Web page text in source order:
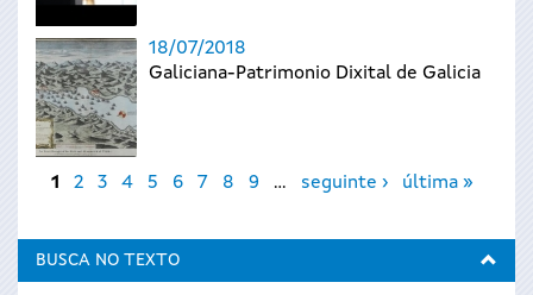
18/07/2018
Galiciana-Patrimonio Dixital de Galicia
Páxinas
1 2 3 4 5 6 7 8 9 … seguinte › última »
BUSCA NO TEXTO